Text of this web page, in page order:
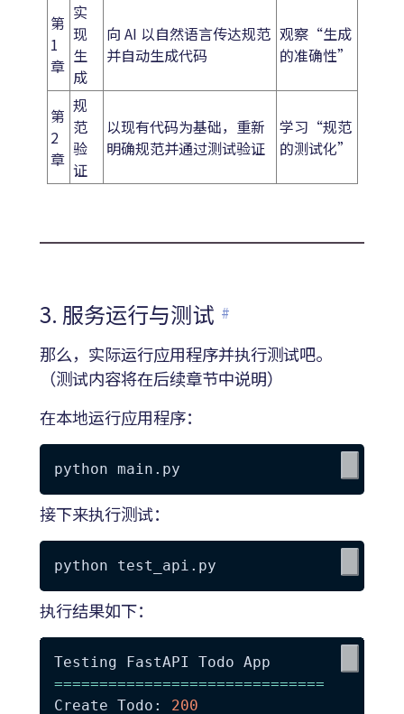
第
1
章
实
现
生
成
向 AI 以自然语言传达规范
并自动生成代码
观察“生成
的准确性”
第
2
章
规
范
验
证
以现有代码为基础，重新
明确规范并通过测试验证
学习“规范
的测试化”
3. 服务运行与测试 #
那么，实际运行应用程序并执行测试吧。
（测试内容将在后续章节中说明）
在本地运行应用程序：
接下来执行测试：
执行结果如下：
==============================
Create Todo: 200